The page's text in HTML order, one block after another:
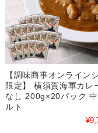
【調味商事オンライン
限定】 横須賀海軍カレ
なし 200g×20パック 中
ルト